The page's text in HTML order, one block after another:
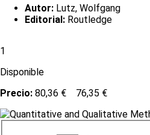
Autor: Lutz, Wolfgang
Editorial: Routledge
1
Disponible
Precio: 80,36 € 76,35 €